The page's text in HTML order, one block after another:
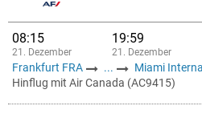
08:15
21. Dezember
19:59
21. Dezember
Frankfurt FRA ...
Miami
Hinflug mit Air Canada (AC9415)